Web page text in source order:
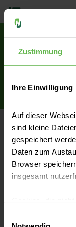
Zustimmung
Ihre Einwilligung
Auf dieser
sind kleine
gespeichert
Daten zum
Browser
insgesamt
eingesetzt
Menü
Übertragung
Radiologie
Bitte wählen Sie
Zuweiser
Unser